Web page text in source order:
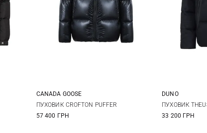
S M L
CANADA GOOSE
ПУХОВИК CROFTON PUFFER
57 400 ГРН
48
DUNO
ПУХОВИК
33 200 ГРН